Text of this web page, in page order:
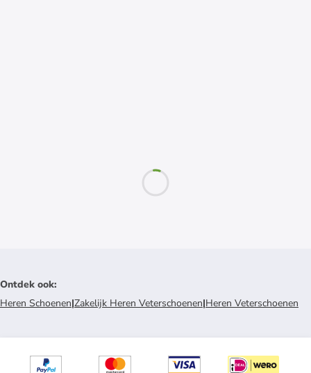
Ontdek ook:
Heren Schoenen|Zakelijk Heren Veterschoenen|Heren Veterschoenen